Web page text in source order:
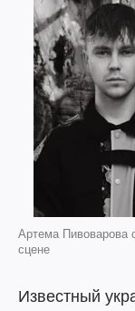
Артема Пивоварова
сцене
Известный